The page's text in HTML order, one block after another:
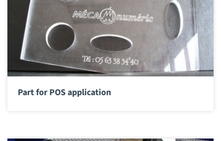
Part for POS application